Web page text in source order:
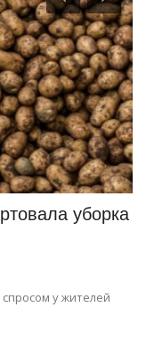
уборка
у жителей